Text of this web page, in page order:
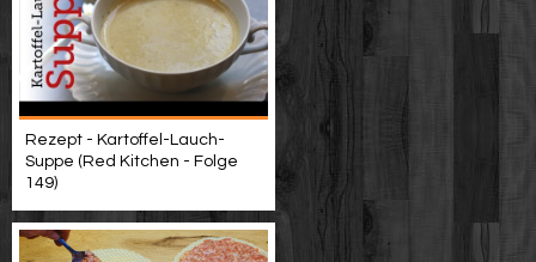
Rezept - Kartoffel-Lauch-
Suppe (Red Kitchen - Folge
149)